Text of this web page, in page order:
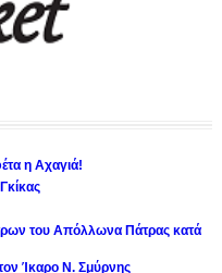
η Αχαγιά!
του Απόλλωνα Πάτρας κατά
Ίκαρο Ν. Σμύρνης